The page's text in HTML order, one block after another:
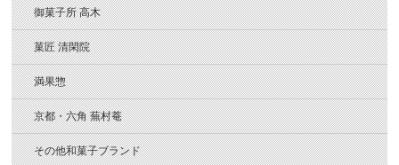
御菓子所 高木
菓匠 清閑院
満果惣
京都・六角 蕪村菴
その他和菓子ブランド